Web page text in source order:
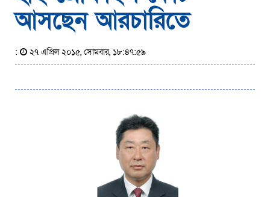
আসছেন আরচারিতে
: ২৭ এপ্রিল ২০১৫, সোমবার, ১৮:৪৭:৫৯